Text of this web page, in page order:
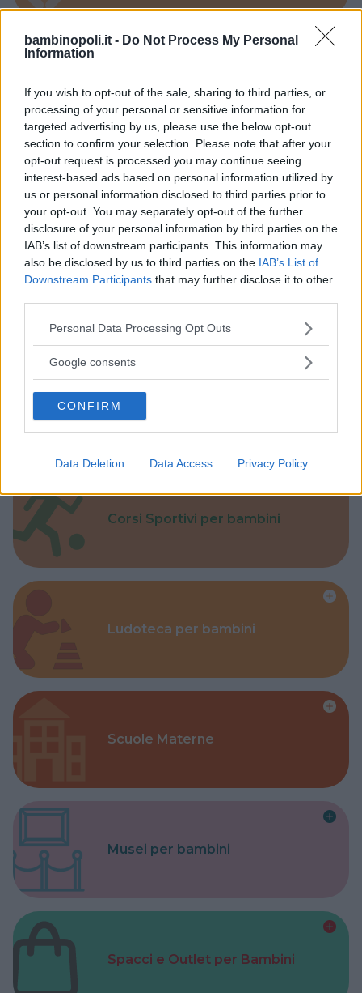
bambinopoli.it - Do Not Process My Personal
Information
If you wish to opt-out of the sale, sharing to third parties, or
processing of your personal or sensitive information for
targeted advertising by us, please use the below opt-out
section to confirm your selection. Please note that after your
opt-out request is processed you may continue seeing
interest-based ads based on personal information utilized by
us or personal information disclosed to third parties prior to
your opt-out. You may separately opt-out of the further
disclosure of your personal information by third parties on the
IAB’s list of downstream participants. This information may
also be disclosed by us to third parties on the IAB’s List of
Downstream Participants that may further disclose it to other
Please note that this website/app uses one or more Google
not limited to your visit or usage behaviour. You may click to
use your data for below specified purposes in below Google
consent section.
Personal Data Processing Opt Outs
Google consents
CONFIRM
Data Deletion Data Access Privacy Policy
Kinderheim
Parchi
Corsi Sportivi per bambini
Ludoteca per bambini
Scuole Materne
Musei per bambini
Spacci e Outlet per Bambini